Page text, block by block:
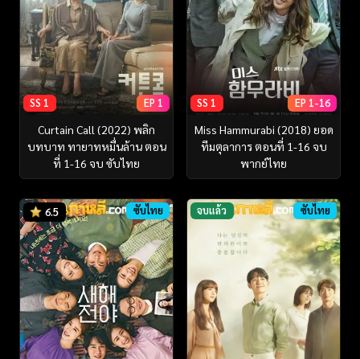
SS 1 EP 1
Curtain Call (2022) พลิก
บทบาท ทายาทหมื่นล้าน ตอน
ที่ 1-16 จบ ซับไทย
SS 1 EP 1-16
Miss Hammurabi (2018) ยอด
ทีมตุลาการ ตอนที่ 1-16 จบ
พากย์ไทย
6.5 ซับไทย จบแล้ว ซับไทย